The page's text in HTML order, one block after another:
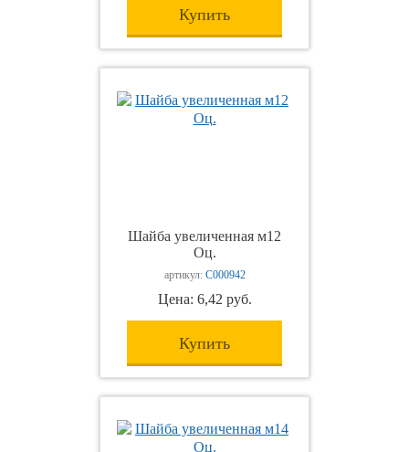
Купить
Шайба увеличенная м12
Оц.
артикул: С000942
Цена: 6,42 руб.
Купить